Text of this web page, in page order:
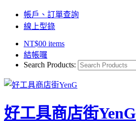
帳戶、訂單查詢
線上型錄
NT$00 items
結帳囉
Search Products:
好工具商店街YenG